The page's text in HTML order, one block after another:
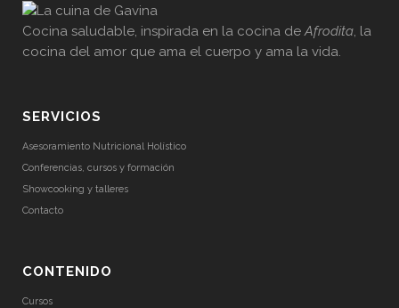
Cocina saludable, inspirada en la cocina deAfrodita, la
cocina del amor que ama el cuerpo y ama la vida.
SERVICIOS
Asesoramiento Nutricional Holístico
Conferencias, cursos y formación
Showcooking y talleres
Contacto
CONTENIDO
Cursos